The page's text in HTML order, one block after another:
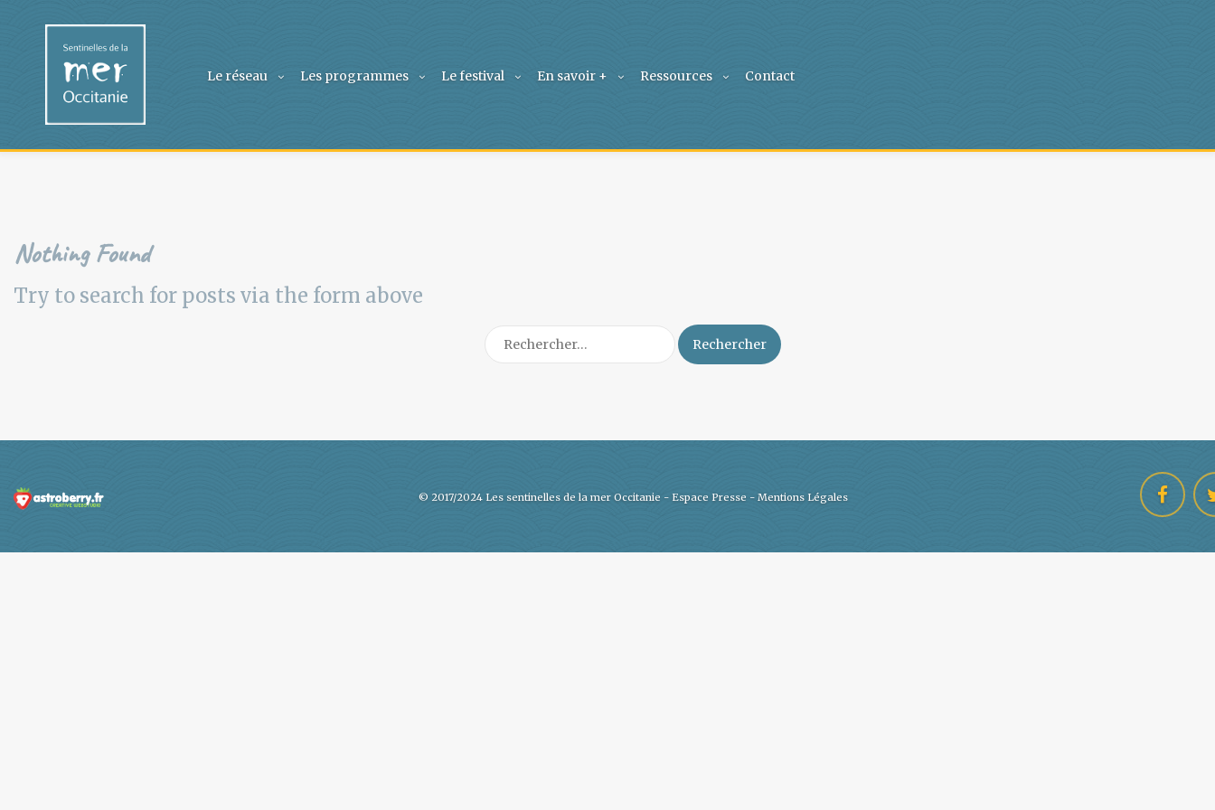
Le réseau Les programmes Le festival En savoir + Ressources Contact
Nothing Found
Try to search for posts via the form above
© 2017/2024 Les sentinelles de la mer Occitanie - Espace Presse - Mentions Légales